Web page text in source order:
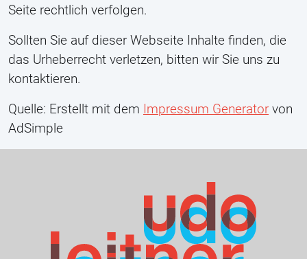
Seite rechtlich verfolgen.
Sollten Sie auf dieser Webseite Inhalte finden, die
das Urheberrecht verletzen, bitten wir Sie uns zu
kontaktieren.
Quelle: Erstellt mit dem Impressum Generator von
AdSimple